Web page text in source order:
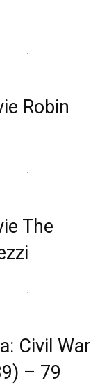
Robin
The
Civil War
– 79